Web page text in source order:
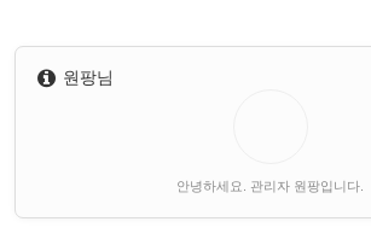
원팡님
안녕하세요. 관리자 원팡입니다.